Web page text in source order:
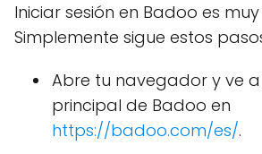
Iniciar sesión en Badoo es
Simplemente sigue estos
Abre tu navegador y ve
principal de Badoo en
https://badoo.com/es/.